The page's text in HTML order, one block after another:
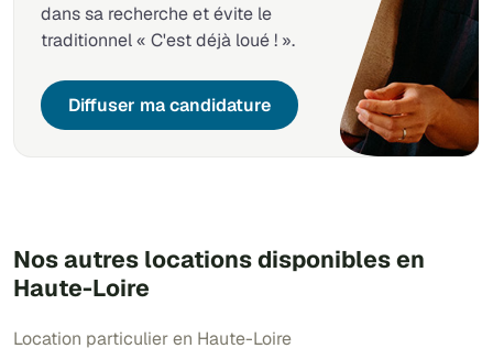
dans sa recherche et évite le
traditionnel « C'est déjà loué ! ».
Diffuser ma candidature
Nos autres locations disponibles en
Haute-Loire
Location particulier en Haute-Loire